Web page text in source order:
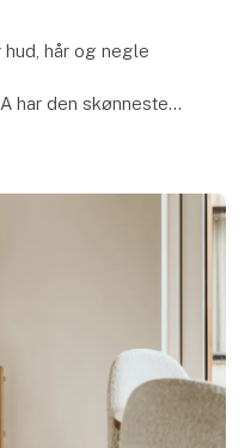
hår og negle
har den skønneste